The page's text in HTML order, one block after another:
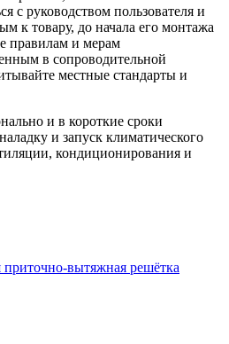
с руководством пользователя и
к товару, до начала его монтажа
правилам и мерам
в сопроводительной
местные стандарты и
и в короткие сроки
и запуск климатического
кондиционирования и